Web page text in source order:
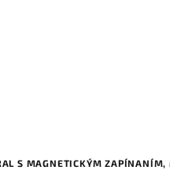
S MAGNETICKÝM ZAPÍNANÍM,